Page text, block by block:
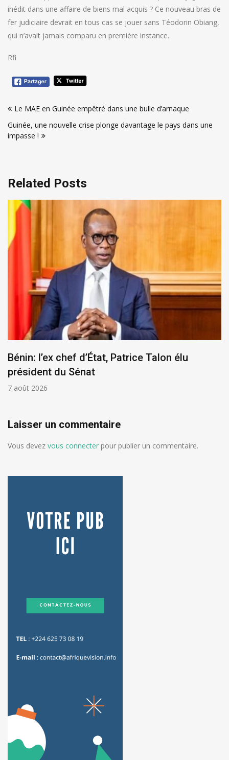
inédit dans une affaire de biens mal acquis ? Ce nouveau bras de
fer judiciaire devrait en tous cas se jouer sans Téodorin Obiang,
qui n’avait jamais comparu en première instance.
Rfi
de
l’article
Le MAE en Guinée empêtré dans une bulle d’arnaque
Guinée, une nouvelle crise plonge davantage le pays dans une
impasse !
Related Posts
Bénin: l’ex chef d’État, Patrice Talon élu
président du Sénat
7 août 2026
Laisser un commentaire
Vous devez vous connecter pour publier un commentaire.